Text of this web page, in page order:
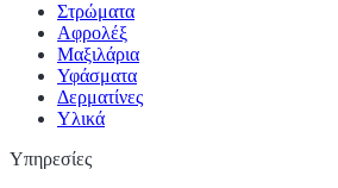
Στρώματα
Αφρολέξ
Μαξιλάρια
Υφάσματα
Δερματίνες
Υλικά
Υπηρεσίες